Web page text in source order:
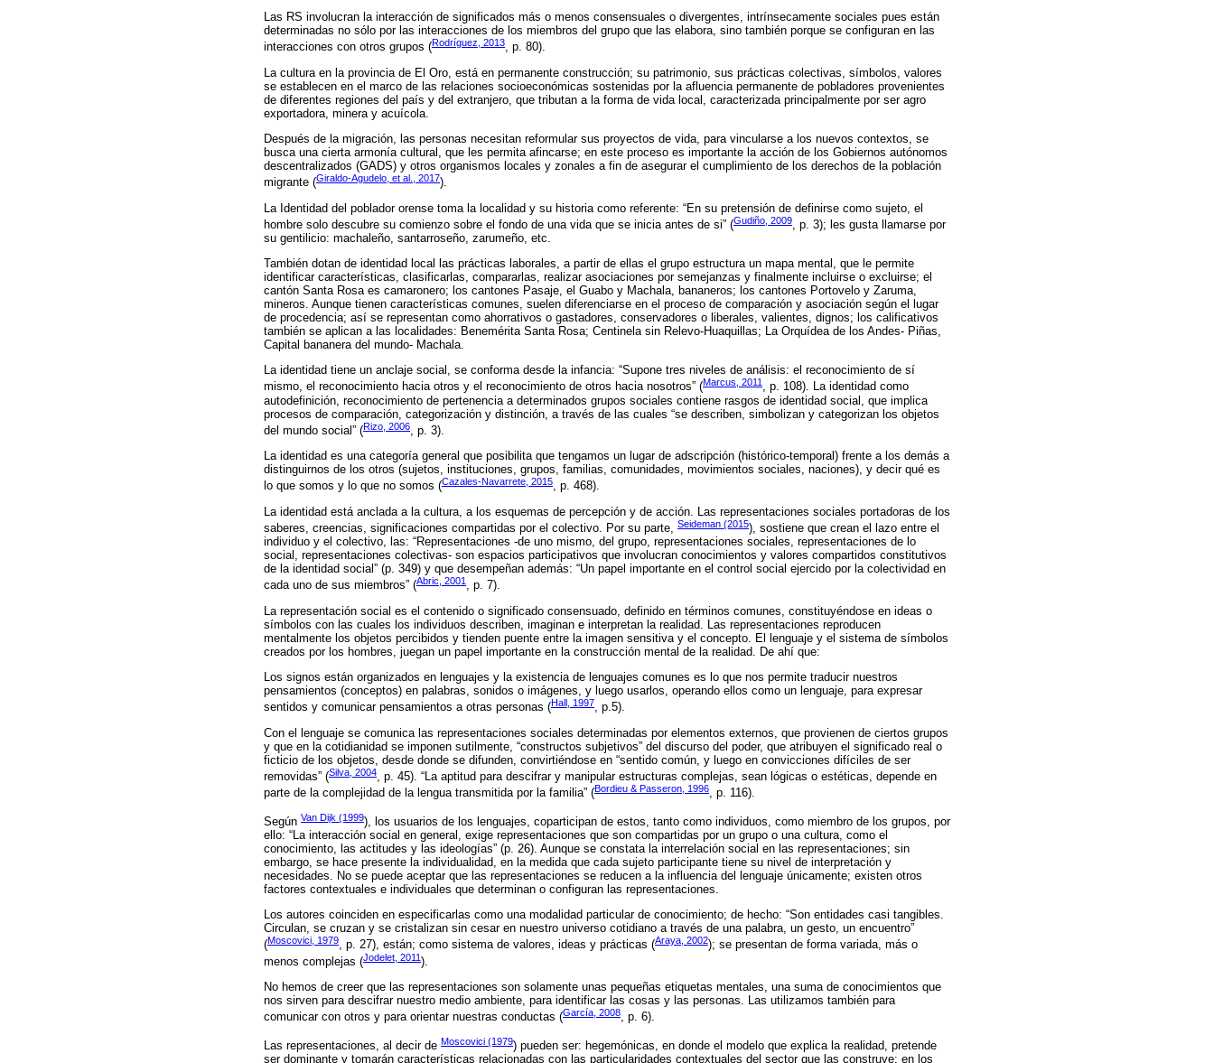
Las RS involucran la interacción de significados más o menos consensuales o divergentes, intrínsecamente sociales pues están
determinadas no sólo por las interacciones de los miembros del grupo que las elabora, sino también porque se configuran en las
interacciones con otros grupos (Rodríguez, 2013, p. 80).
La cultura en la provincia de El Oro, está en permanente construcción; su patrimonio, sus prácticas colectivas, símbolos, valores
se establecen en el marco de las relaciones socioeconómicas sostenidas por la afluencia permanente de pobladores provenientes
de diferentes regiones del país y del extranjero, que tributan a la forma de vida local, caracterizada principalmente por ser agro
exportadora, minera y acuícola.
Después de la migración, las personas necesitan reformular sus proyectos de vida, para vincularse a los nuevos contextos, se
busca una cierta armonía cultural, que les permita afincarse; en este proceso es importante la acción de los Gobiernos autónomos
descentralizados (GADS) y otros organismos locales y zonales a fin de asegurar el cumplimiento de los derechos de la población
migrante (Giraldo-Agudelo, et al., 2017).
La Identidad del poblador orense toma la localidad y su historia como referente: “En su pretensión de definirse como sujeto, el
hombre solo descubre su comienzo sobre el fondo de una vida que se inicia antes de si” (Gudiño, 2009, p. 3); les gusta llamarse por
su gentilicio: machaleño, santarroseño, zarumeño, etc.
También dotan de identidad local las prácticas laborales, a partir de ellas el grupo estructura un mapa mental, que le permite
identificar características, clasificarlas, compararlas, realizar asociaciones por semejanzas y finalmente incluirse o excluirse; el
cantón Santa Rosa es camaronero; los cantones Pasaje, el Guabo y Machala, bananeros; los cantones Portovelo y Zaruma,
mineros. Aunque tienen características comunes, suelen diferenciarse en el proceso de comparación y asociación según el lugar
de procedencia; así se representan como ahorrativos o gastadores, conservadores o liberales, valientes, dignos; los calificativos
también se aplican a las localidades: Benemérita Santa Rosa; Centinela sin Relevo-Huaquillas; La Orquídea de los Andes- Piñas,
Capital bananera del mundo- Machala.
La identidad tiene un anclaje social, se conforma desde la infancia: “Supone tres niveles de análisis: el reconocimiento de sí
mismo, el reconocimiento hacia otros y el reconocimiento de otros hacia nosotros” (Marcus, 2011, p. 108). La identidad como
autodefinición, reconocimiento de pertenencia a determinados grupos sociales contiene rasgos de identidad social, que implica
procesos de comparación, categorización y distinción, a través de las cuales “se describen, simbolizan y categorizan los objetos
del mundo social” (Rizo, 2006, p. 3).
La identidad es una categoría general que posibilita que tengamos un lugar de adscripción (histórico-temporal) frente a los demás a
distinguirnos de los otros (sujetos, instituciones, grupos, familias, comunidades, movimientos sociales, naciones), y decir qué es
lo que somos y lo que no somos (Cazales-Navarrete, 2015, p. 468).
La identidad está anclada a la cultura, a los esquemas de percepción y de acción. Las representaciones sociales portadoras de los
saberes, creencias, significaciones compartidas por el colectivo. Por su parte, Seideman (2015), sostiene que crean el lazo entre el
individuo y el colectivo, las: “Representaciones -de uno mismo, del grupo, representaciones sociales, representaciones de lo
social, representaciones colectivas- son espacios participativos que involucran conocimientos y valores compartidos constitutivos
de la identidad social” (p. 349) y que desempeñan además: “Un papel importante en el control social ejercido por la colectividad en
cada uno de sus miembros” (Abric, 2001 , p. 7).
La representación social es el contenido o significado consensuado, definido en términos comunes, constituyéndose en ideas o
símbolos con las cuales los individuos describen, imaginan e interpretan la realidad. Las representaciones reproducen
mentalmente los objetos percibidos y tienden puente entre la imagen sensitiva y el concepto. El lenguaje y el sistema de símbolos
creados por los hombres, juegan un papel importante en la construcción mental de la realidad. De ahí que:
Los signos están organizados en lenguajes y la existencia de lenguajes comunes es lo que nos permite traducir nuestros
pensamientos (conceptos) en palabras, sonidos o imágenes, y luego usarlos, operando ellos como un lenguaje, para expresar
sentidos y comunicar pensamientos a otras personas (Hall, 1997, p.5).
Con el lenguaje se comunica las representaciones sociales determinadas por elementos externos, que provienen de ciertos grupos
y que en la cotidianidad se imponen sutilmente, “constructos subjetivos” del discurso del poder, que atribuyen el significado real o
ficticio de los objetos, desde donde se difunden, convirtiéndose en “sentido común, y luego en convicciones difíciles de ser
removidas” (Silva, 2004, p. 45). “La aptitud para descifrar y manipular estructuras complejas, sean lógicas o estéticas, depende en
parte de la complejidad de la lengua transmitida por la familia” (Bordieu & Passeron, 1996, p. 116).
Según Van Dijk (1999), los usuarios de los lenguajes, coparticipan de estos, tanto como individuos, como miembro de los grupos, por
ello: “La interacción social en general, exige representaciones que son compartidas por un grupo o una cultura, como el
conocimiento, las actitudes y las ideologías” (p. 26). Aunque se constata la interrelación social en las representaciones; sin
embargo, se hace presente la individualidad, en la medida que cada sujeto participante tiene su nivel de interpretación y
necesidades. No se puede aceptar que las representaciones se reducen a la influencia del lenguaje únicamente; existen otros
factores contextuales e individuales que determinan o configuran las representaciones.
Los autores coinciden en especificarlas como una modalidad particular de conocimiento; de hecho: “Son entidades casi tangibles.
Circulan, se cruzan y se cristalizan sin cesar en nuestro universo cotidiano a través de una palabra, un gesto, un encuentro”
(Moscovici, 1979, p. 27), están; como sistema de valores, ideas y prácticas (Araya, 2002); se presentan de forma variada, más o
menos complejas (Jodelet, 2011).
No hemos de creer que las representaciones son solamente unas pequeñas etiquetas mentales, una suma de conocimientos que
nos sirven para descifrar nuestro medio ambiente, para identificar las cosas y las personas. Las utilizamos también para
comunicar con otros y para orientar nuestras conductas (García, 2008, p. 6).
Las representaciones, al decir de Moscovici (1979) pueden ser: hegemónicas, en donde el modelo que explica la realidad, pretende
ser dominante y tomarán características relacionadas con las particularidades contextuales del sector que las construye; en los